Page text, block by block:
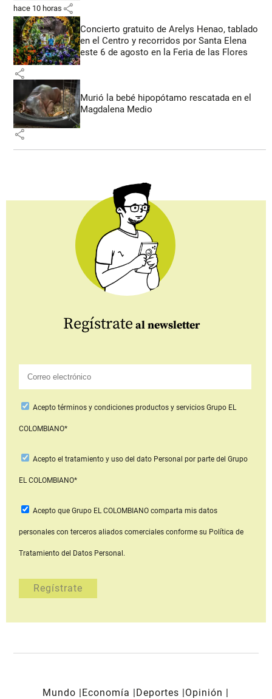
hace 10 horas share
Concierto gratuito de Arelys Henao, tablado
en el Centro y recorridos por Santa Elena
este 6 de agosto en la Feria de las Flores
share
Murió la bebé hipopótamo rescatada en el
Magdalena Medio
share
Regístrate al newsletter
Aceptotérminos y condiciones productos y serviciosGrupo EL
COLOMBIANO*
Acepto el tratamiento y uso del dato Personal por parte del Grupo
EL COLOMBIANO*
Acepto que Grupo EL COLOMBIANOcomparta mis datos
personales con terceros aliados comerciales conforme su Política de
Tratamiento del Datos Personal.
Mundo Economía Deportes
Opinión